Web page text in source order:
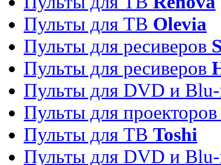
Пульты для ТВ Olevia
Пульты для ресиверов
Пульты для ресиверов
Пульты для DVD и
Пульты для
Пульты для ТВ Toshi
Пульты для DVD и